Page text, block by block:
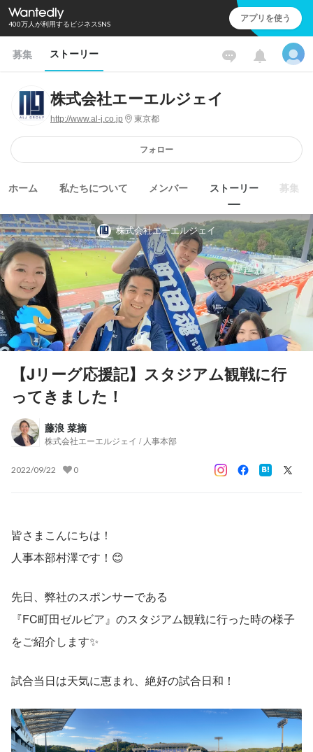
400万人が利用するビジネスSNS アプリを使う
募集 ストーリー
株式会社エーエルジェイ
http://www.al-j.co.jp 東京都
フォロー
ホーム 私たちについて メンバー ストーリー 募集
株式会社エーエルジェイ
【Jリーグ応援記】スタジアム観戦に行
ってきました！
藤浪 菜摘
株式会社エーエルジェイ / 人事本部
2022/09/22 0
皆さまこんにちは！
人事本部村澤です！😊
先日、弊社のスポンサーである
『FC町田ゼルビア』のスタジアム観戦に行った時の様子
をご紹介します✨
試合当日は天気に恵まれ、絶好の試合日和！